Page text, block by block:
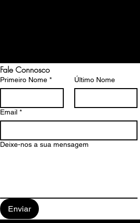
Fale Connosco
Primeiro Nome * Último Nome
Email *
Deixe-nos a sua mensagem
Enviar